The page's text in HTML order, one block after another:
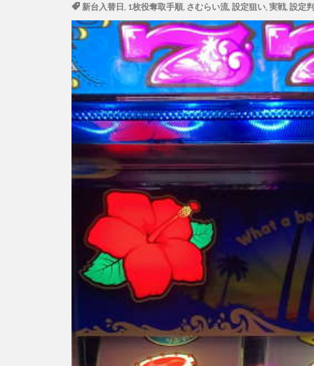
新台入替日, 1枚役奪取手順, さむらい流, 設定狙い, 実戦, 設定